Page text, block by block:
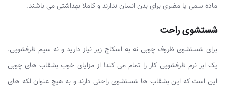
ماده سمی یا مضری برای بدن انسان ندارند و کاملا بهداشتی می باشند.
شستشوی راحت
برای شستشوی ظروف چوبی نه به اسکاچ زبر نیاز دارید و نه سیم ظرفشویی.
یک ابر نرم ظرفشویی کار را تمام می کند! از مزایای خوب بشقاب های چوبی
این است که این بشقاب ها شستشوی راحتی دارند و به هیچ عنوان لکه های